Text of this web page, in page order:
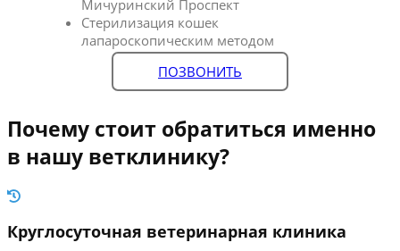
Мичуринский Проспект
Стерилизация кошек
лапароскопическим методом
ПОЗВОНИТЬ
Почему стоит обратиться именно
в нашу ветклинику?
Круглосуточная ветеринарная клиника